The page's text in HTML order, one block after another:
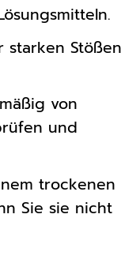
starken Stößen
von
und
trockenen
Sie sie nicht